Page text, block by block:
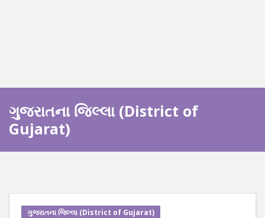
ગુજરાતના જિલ્લા (District of
Gujarat)
ગુજરાતના જિલ્લા (District of Gujarat)